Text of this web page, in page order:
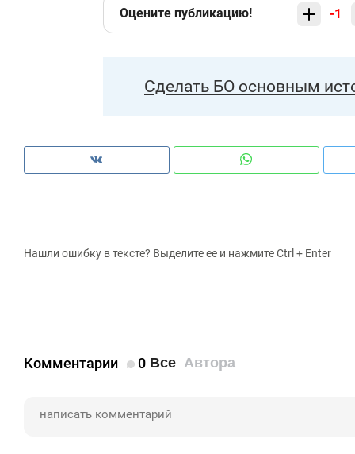
Оцените публикацию! -1
Сделать БО основным
Нашли ошибку в тексте? Выделите ее и нажмите Ctrl + Enter
Комментарии 0 Все Автора